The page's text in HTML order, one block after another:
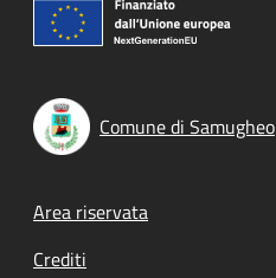
Comune di Samugheo
Footer menu
Area riservata
Crediti